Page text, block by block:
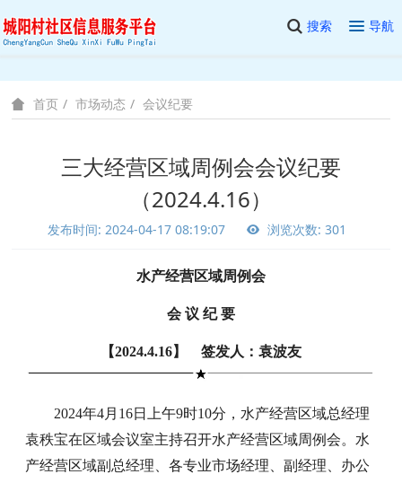
搜索 导航
首页 市场动态 会议纪要
三大经营区域周例会会议纪要
（2024.4.16）
发布时间: 2024-04-17 08:19:07 浏览次数: 301
水产经营区域周例会
会 议 纪 要
【2024.4.16】 签发人：袁波友
2024年4月16日上午9时10分，水产经营区域总经理
袁秩宝在区域会议室主持召开水产经营区域周例会。水
产经营区域副总经理、各专业市场经理、副经理、办公